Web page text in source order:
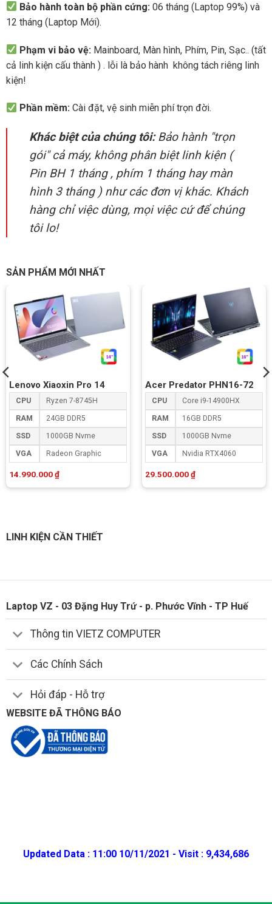
Bảo hành toàn bộ phần cứng: 06 tháng (Laptop 99%) và
12 tháng (Laptop Mới).
Phạm vi bảo vệ: Mainboard, Màn hình, Phím, Pin, Sạc.. (tất
cả linh kiện cấu thành ) . lỗi là bảo hành không tách riêng linh
kiện!
Phần mềm: Cài đặt, vệ sinh miễn phí trọn đời.
Khác biệt của chúng tôi:Bảo hành "trọn
gói" cả máy, không phân biệt linh kiện (
Pin BH 1 tháng , phím 1 tháng hay màn
hình 3 tháng ) như các đơn vị khác. Khách
hàng chỉ việc dùng, mọi việc cứ để chúng
tôi lo!
SẢN PHẨM MỚI NHẤT
Lenovo Xiaoxin Pro 14
CPU Ryzen 7-8745H
RAM 24GB DDR5
SSD 1000GB Nvme
VGA Radeon Graphic
14.990.000₫
Acer Predator PHN16-72
CPU Core i9-14900HX
RAM 16GB DDR5
SSD 1000GB Nvme
VGA Nvidia RTX4060
29.500.000₫
LINH KIỆN CẦN THIẾT
Laptop VZ - 03 Đặng Huy Trứ - p. Phước Vĩnh - TP Huế
Thông tin VIETZ COMPUTER
Các Chính Sách
Hỏi đáp - Hỗ trợ
WEBSITE ĐÃ THÔNG BÁO
Updated Data : 11:00 10/11/2021 - Visit : 9,434,686